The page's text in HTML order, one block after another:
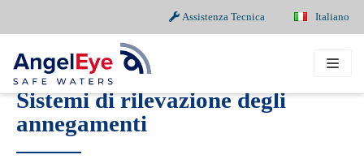
Assistenza Tecnica Italiano
al
contenuto
Sistemi di rilevazione degli
annegamenti